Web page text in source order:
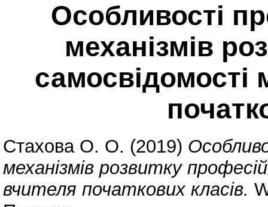
Особливості
механізмів
самосвідомості
Стахова О. О. (2019)
механізмів розвитку
вчителя початкових класів.